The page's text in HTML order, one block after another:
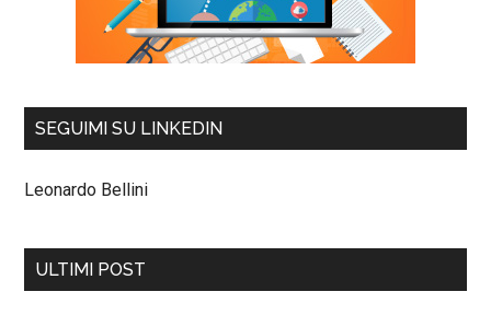
SEGUIMI SU LINKEDIN
Leonardo Bellini
ULTIMI POST